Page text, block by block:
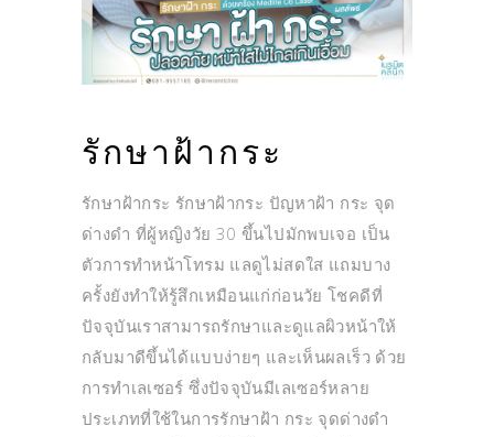
รักษาฝ้ากระ
รักษาฝ้ากระ รักษาฝ้ากระ ปัญหาฝ้า กระ จุด
ด่างดำ ที่ผู้หญิงวัย 30 ขึ้นไปมักพบเจอ เป็น
ตัวการทำหน้าโทรม แลดูไม่สดใส แถมบาง
ครั้งยังทำให้รู้สึกเหมือนแก่ก่อนวัย โชคดีที่
ปัจจุบันเราสามารถรักษาและดูแลผิวหน้าให้
กลับมาดีขึ้นได้แบบง่ายๆ และเห็นผลเร็ว ด้วย
การทำเลเซอร์ ซึ่งปัจจุบันมีเลเซอร์หลาย
ประเภทที่ใช้ในการรักษาฝ้า กระ จุดด่างดำ